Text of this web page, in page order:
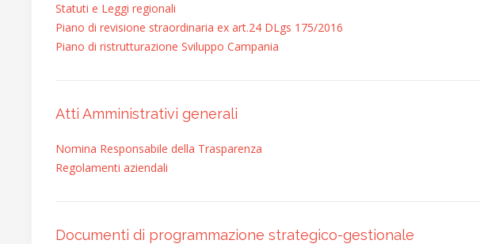
Statuti e Leggi regionali
Piano di revisione straordinaria ex art.24 DLgs 175/2016
Piano di ristrutturazione Sviluppo Campania
Atti Amministrativi generali
Nomina Responsabile della Trasparenza
Regolamenti aziendali
Documenti di programmazione strategico-gestionale